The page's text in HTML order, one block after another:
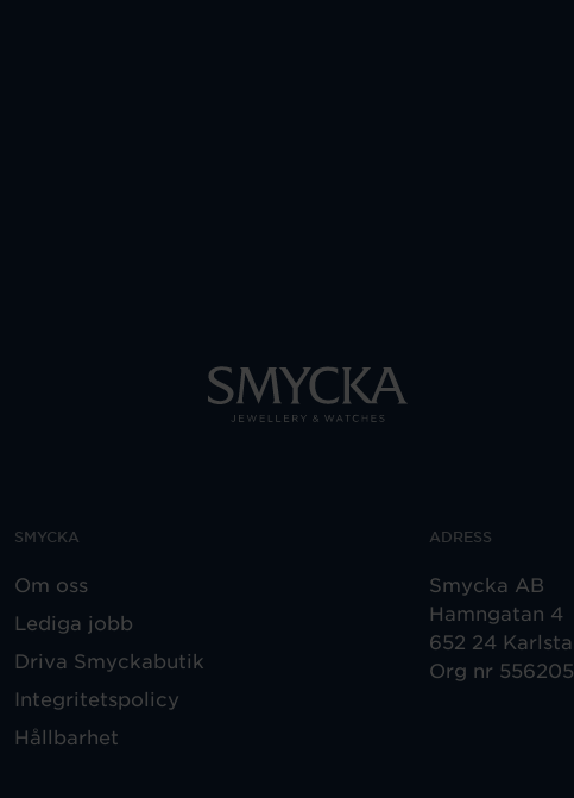
SMYCKA
Om oss
Lediga jobb
Driva Smyckabutik
Integritetspolicy
Hållbarhet
ADRESS
Smycka AB
Hamngatan 4
652 24
Org nr